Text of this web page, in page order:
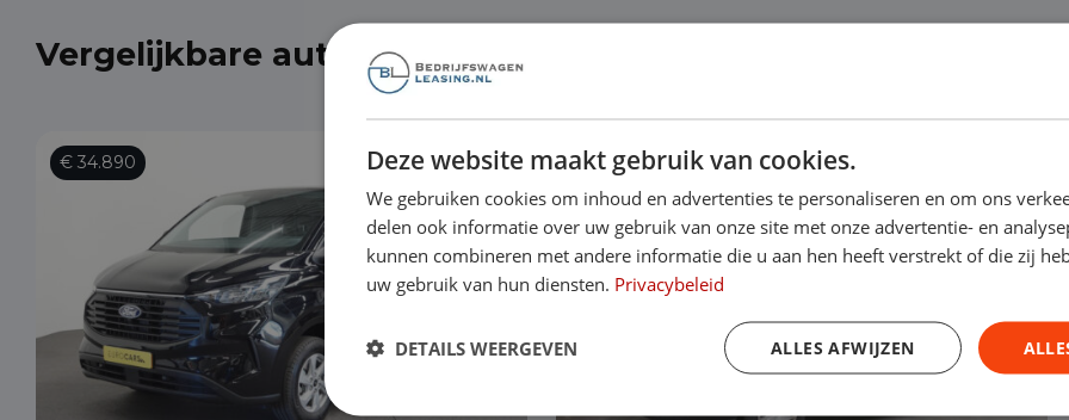
Vergelijkbare auto's uit onze voorraad
€ 34.890 € 28.690
Deze website maakt gebruik van cookies.
We gebruiken cookies om inhoud en advertenties te personaliseren en om ons
delen ook informatie over uw gebruik van onze site met onze advertentie- en
kunnen combineren met andere informatie die u aan hen heeft verstrekt of die zij
uw gebruik van hun diensten. Privacybeleid
ALLES AFWIJZEN
DETAILS WEERGEVEN